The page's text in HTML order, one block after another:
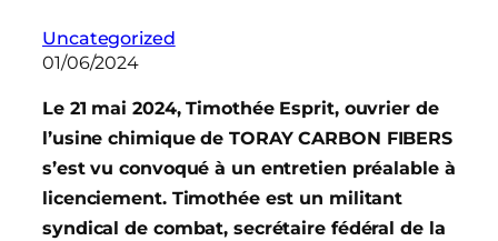
Uncategorized
01/06/2024
Le 21 mai 2024, Timothée Esprit, ouvrier de
l’usine chimique de TORAY CARBON FIBERS
s’est vu convoqué à un entretien préalable à
licenciement. Timothée est un militant
syndical de combat, secrétaire fédéral de la